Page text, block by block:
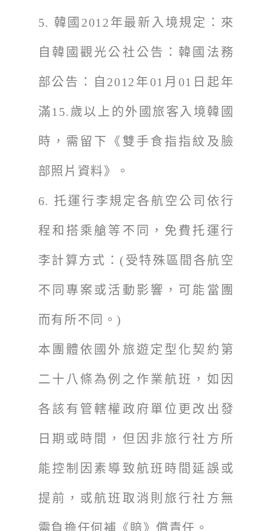
5. 韓國2012年最新入境規定：來
自韓國觀光公社公告：韓國法務
部公告：自2012年01月01日起年
滿15.歲以上的外國旅客入境韓國
時，需留下《雙手食指指紋及臉
部照片資料》。
6. 托運行李規定各航空公司依行
程和搭乘艙等不同，免費托運行
李計算方式：(受特殊區間各航空
不同專案或活動影響，可能當團
而有所不同。)
本團體依國外旅遊定型化契約第
二十八條為例之作業航班，如因
各該有管轄權政府單位更改出發
日期或時間，但因非旅行社方所
能控制因素導致航班時間延誤或
提前，或航班取消則旅行社方無
需負擔任何補《賠》償責任。